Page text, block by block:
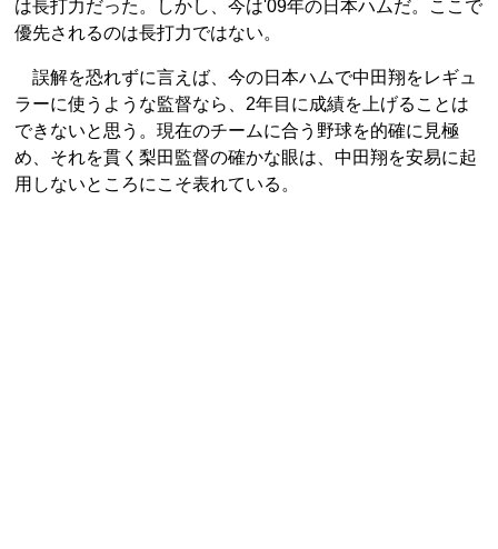
は長打力だった。しかし、今は'09年の日本ハムだ。ここで
優先されるのは長打力ではない。
誤解を恐れずに言えば、今の日本ハムで中田翔をレギュ
ラーに使うような監督なら、2年目に成績を上げることは
できないと思う。現在のチームに合う野球を的確に見極
め、それを貫く梨田監督の確かな眼は、中田翔を安易に起
用しないところにこそ表れている。